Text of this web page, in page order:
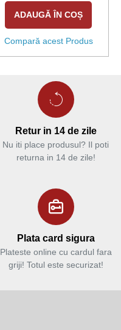
ADAUGĂ ÎN COȘ
Compară acest Produs
Retur in 14 de zile
Nu iti place produsul? Il poti
returna in 14 de zile!
Plata card sigura
Plateste online cu cardul fara
griji! Totul este securizat!